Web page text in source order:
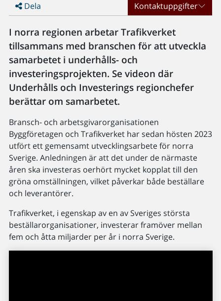
Dela Kontaktuppgifter
I norra regionen arbetar Trafikverket
tillsammans med branschen för att utveckla
samarbetet i underhålls- och
investeringsprojekten. Se videon där
Underhålls och Investerings regionchefer
berättar om samarbetet.
Bransch- och arbetsgivarorganisationen
Byggföretagen och Trafikverket har sedan hösten 2023
utfört ett gemensamt utvecklingsarbete för norra
Sverige. Anledningen är att det under de närmaste
åren ska investeras oerhört mycket kopplat till den
gröna omställningen, vilket påverkar både beställare
och leverantörer.
Trafikverket, i egenskap av en av Sveriges största
beställarorganisationer, investerar framöver mellan
fem och åtta miljarder per år i norra Sverige.